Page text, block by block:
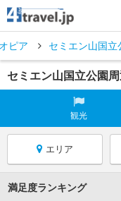
ピア セミエン山国立
セミエン山国立公園
観光
エリア
満足度ランキング